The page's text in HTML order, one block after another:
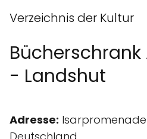
Verzeichnis der Kultur
- Landshut
Adresse: Isarpromenade